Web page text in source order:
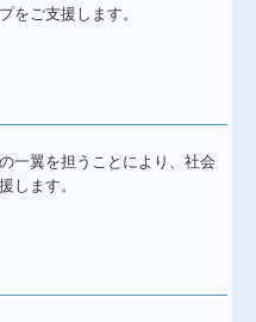
をご支援します。
一翼を担うことにより、社会
します。